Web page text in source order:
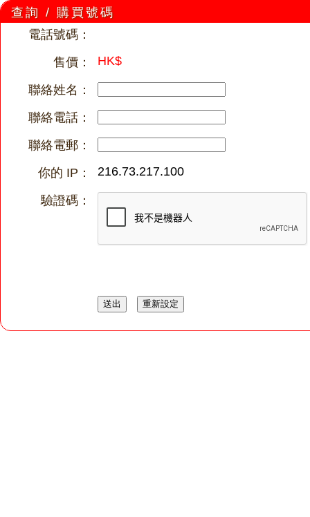
查詢 / 購買號碼
電話號碼：
售價：
HK$
聯絡姓名：
聯絡電話：
聯絡電郵：
你的 IP：
216.73.217.100
驗證碼：